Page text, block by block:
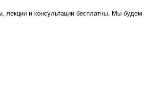
лекции и консультации бесплатны. Мы